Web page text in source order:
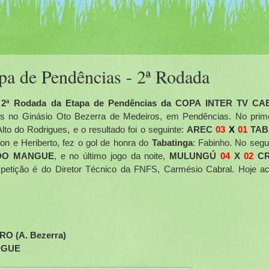
de Pendências - 2ª Rodada
2ª Rodada da Etapa de Pendências da COPA INTER TV
no Ginásio Oto Bezerra de Medeiros, em Pendências. No
do Rodrigues, e o resultado foi o seguinte: AREC03 X01
e Heriberto, fez o gol de honra do Tabatinga: Fabinho. No
MANGUE, e no último jogo da noite, MULUNGÚ 04X02
é do Diretor Técnico da FNFS, Carmésio Cabral. Hoje
(A. Bezerra)